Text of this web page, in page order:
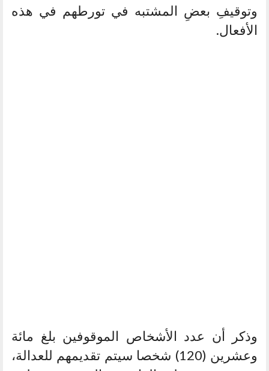
وتوقيفِ بعضِ المشتبه في تورطهم في هذه
الأفعال.
وذكر أن عدد الأشخاص الموقوفين بلغ مائة
وعشرين (120) شخصا سيتم تقديمهم للعدالة،